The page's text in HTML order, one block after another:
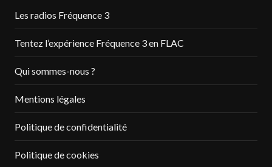
Les radios Fréquence 3
Tentez l’expérience Fréquence 3 en FLAC
Qui sommes-nous ?
Mentions légales
Politique de confidentialité
Politique de cookies